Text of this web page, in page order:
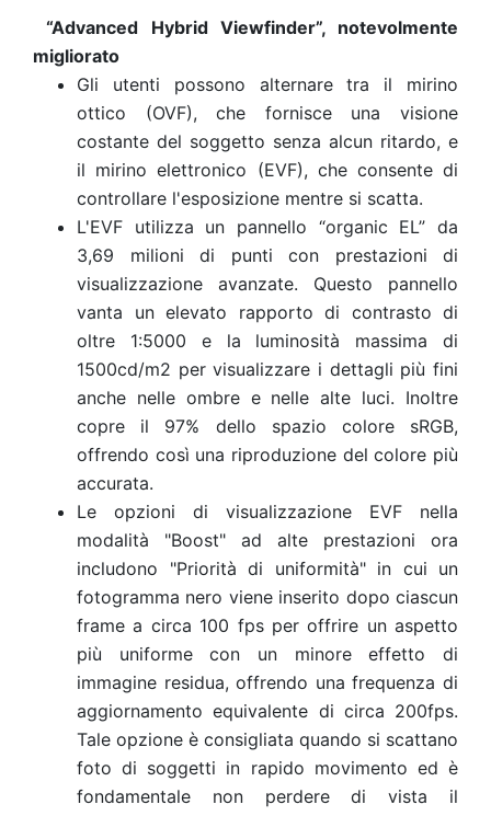
“Advanced Hybrid Viewfinder”, notevolmente
migliorato
Gli utenti possono alternare tra il mirino
ottico (OVF), che fornisce una visione
costante del soggetto senza alcun ritardo, e
il mirino elettronico (EVF), che consente di
controllare l'esposizione mentre si scatta.
L'EVF utilizza un pannello “organic EL” da
3,69 milioni di punti con prestazioni di
visualizzazione avanzate. Questo pannello
vanta un elevato rapporto di contrasto di
oltre 1:5000 e la luminosità massima di
1500cd/m2 per visualizzare i dettagli più fini
anche nelle ombre e nelle alte luci. Inoltre
copre il 97% dello spazio colore sRGB,
offrendo così una riproduzione del colore più
accurata.
Le opzioni di visualizzazione EVF nella
modalità "Boost" ad alte prestazioni ora
includono "Priorità di uniformità" in cui un
fotogramma nero viene inserito dopo ciascun
frame a circa 100 fps per offrire un aspetto
più uniforme con un minore effetto di
immagine residua, offrendo una frequenza di
aggiornamento equivalente di circa 200fps.
Tale opzione è consigliata quando si scattano
foto di soggetti in rapido movimento ed è
fondamentale non perdere di vista il